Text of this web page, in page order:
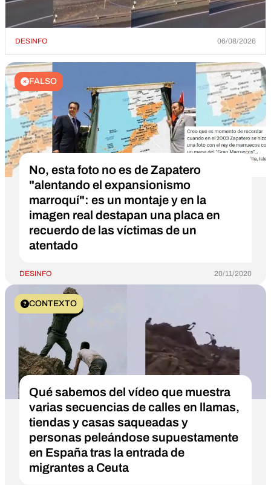
DESINFO 06/08/2026
FALSO
No, esta foto no es de Zapatero
"alentando el expansionismo
marroquí": es un montaje y en la
imagen real destapan una placa en
recuerdo de las víctimas de un
atentado
DESINFO 20/11/2020
CONTEXTO
Qué sabemos del vídeo que muestra
varias secuencias de calles en llamas,
tiendas y casas saqueadas y
personas peleándose supuestamente
en España tras la entrada de
migrantes a Ceuta